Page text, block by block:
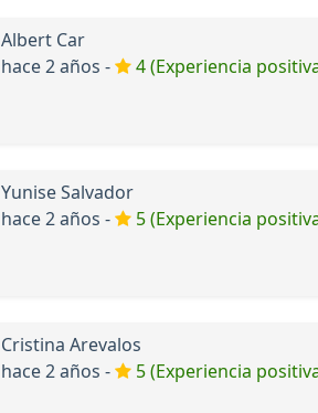
Albert Car
hace 2 años -
4 (Experiencia
Yunise Salvador
hace 2 años -
5 (Experiencia
Cristina Arevalos
hace 2 años -
5 (Experiencia